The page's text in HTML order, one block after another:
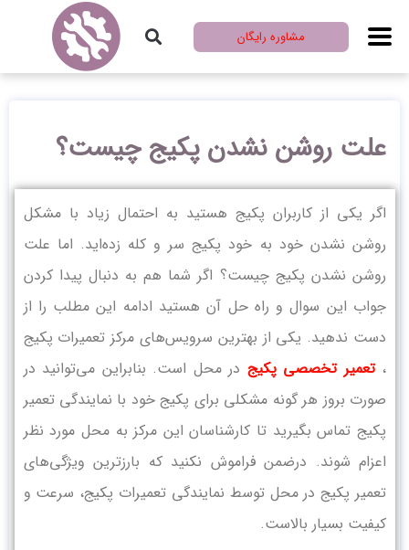
مشاوره رایگان
علت روشن نشدن پکیج چیست؟
اگر یکی از کاربران پکیج هستید به احتمال زیاد با مشکل
روشن نشدن خود به خود پکیج سر و کله زده‌اید. اما علت
روشن نشدن پکیج چیست؟ اگر شما هم به دنبال پیدا کردن
جواب این سوال و راه حل آن هستید ادامه این مطلب را از
دست ندهید. یکی از بهترین سرویس‌های مرکز تعمیرات پکیج
،تعمیر تخصصی پکیج در محل است. بنابراین می‌توانید در
صورت بروز هر گونه مشکلی برای پکیج خود با نمایندگی تعمیر
پکیج تماس بگیرید تا کارشناسان این مرکز به محل مورد نظر
اعزام شوند. درضمن فراموش نکنید که بارزترین ویژگی‌های
تعمیر پکیج در محل توسط نمایندگی تعمیرات پکیج، سرعت و
کیفیت بسیار بالاست.